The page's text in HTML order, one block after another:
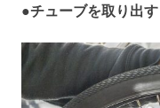
●チューブを取り出す